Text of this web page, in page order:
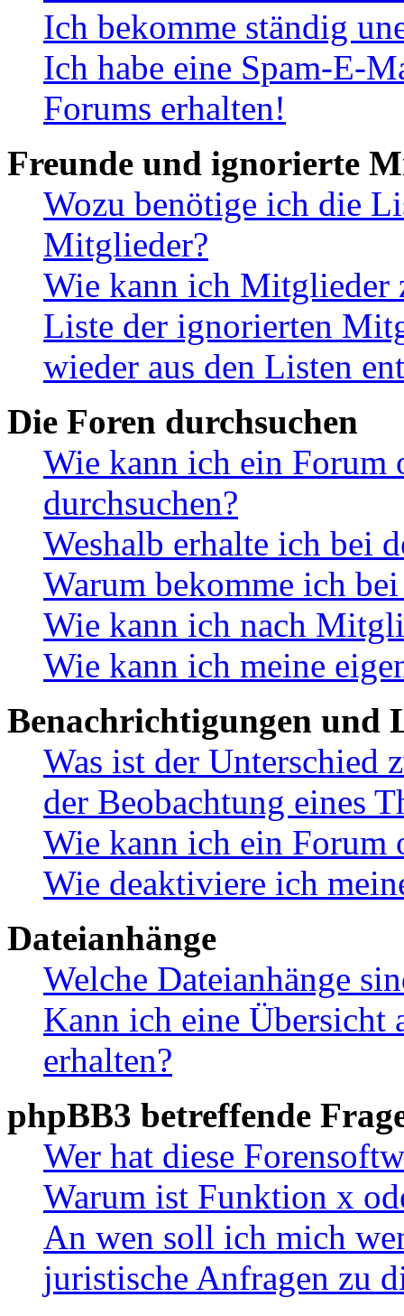
Ich bekomme ständig
Ich habe eine Spam-E-
Forums erhalten!
Freunde und ignorierte
Wozu benötige ich die
Mitglieder?
Wie kann ich Mitglieder
Liste der ignorierten
wieder aus den Listen
Die Foren durchsuchen
Wie kann ich ein Forum
durchsuchen?
Weshalb erhalte ich bei
Warum bekomme ich
Wie kann ich nach
Wie kann ich meine
Benachrichtigungen und
Was ist der Unterschied
der Beobachtung eines
Wie kann ich ein Forum
Wie deaktiviere ich
Dateianhänge
Welche Dateianhänge
Kann ich eine Übersicht
erhalten?
phpBB3 betreffende
Wer hat diese
Warum ist Funktion x
An wen soll ich mich
juristische Anfragen zu